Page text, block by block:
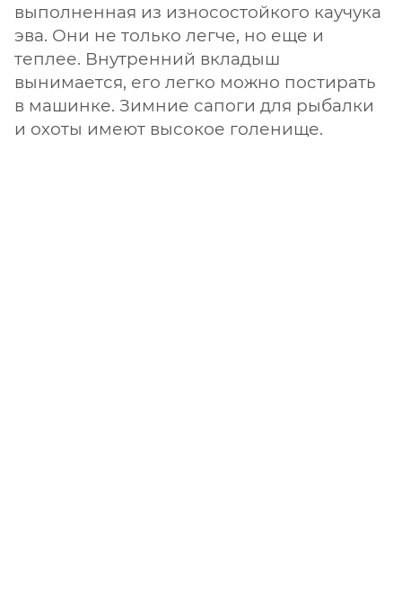
выполненная из износостойкого каучука
эва. Они не только легче, но еще и
теплее. Внутренний вкладыш
вынимается, его легко можно постирать
в машинке. Зимние сапоги для рыбалки
и охоты имеют высокое голенище.